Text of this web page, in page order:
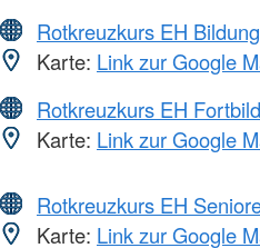
Rotkreuzkurs EH
Karte: Link zur Google
Rotkreuzkurs EH
Karte: Link zur Google
Rotkreuzkurs EH
Karte: Link zur Google